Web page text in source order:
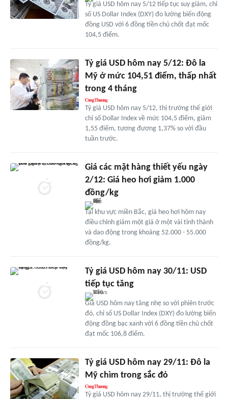
Tỷ giá USD hôm nay 5/12 tiếp tục suy giảm, chỉ
số US Dollar Index (DXY) đo lường biến động
đồng USD với 6 đồng tiền chủ chốt đạt mốc
104,5 điểm.
Tỷ giá USD hôm nay 5/12: Đô la
Mỹ ở mức 104,51 điểm, thấp nhất
trong 4 tháng
Tỷ giá USD hôm nay 5/12, thị trường thế giới
chỉ số Dollar Index về mức 104,5 điểm, giảm
1,55 điểm, tương đương 1,37% so với đầu
tuần trước.
Giá các mặt hàng thiết yếu ngày
2/12: Giá heo hơi giảm 1.000
đồng/kg
Tại khu vực miền Bắc, giá heo hơi hôm nay
điều chỉnh giảm một giá ở một vài tỉnh thành
và dao động trong khoảng 52.000 - 55.000
đồng/kg.
Tỷ giá USD hôm nay 30/11: USD
tiếp tục tăng
Giá USD hôm nay tăng nhẹ so với phiên trước
đó, chỉ số US Dollar Index (DXY) đo lường biến
động đồng bạc xanh với 6 đồng tiền chủ chốt
đạt mốc 106,8 điểm.
Tỷ giá USD hôm nay 29/11: Đô la
Mỹ chìm trong sắc đỏ
Tỷ giá USD hôm nay 29/11, thị trường thế giới